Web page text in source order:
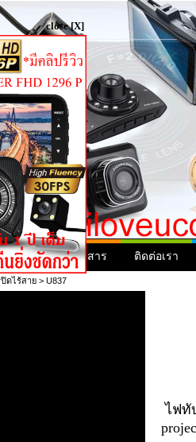
มาใหม่ ข่าวสาร ติดต่อเรา
ปิดไร้สาย > U837
close [X]
ไฟทั